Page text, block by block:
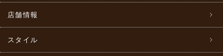
店舗情報
スタイル